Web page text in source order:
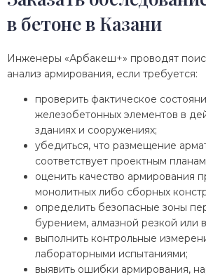
в бетоне в Казани
Инженеры «Арбакеш+» проводят
анализ армирования, если требуется:
проверить фактическое
железобетонных элементов в
зданиях и сооружениях;
убедиться, что размещение
соответствует проектным
оценить качество армирования
монолитных либо сборных
определить безопасные зоны
бурением, алмазной резкой или
выполнить контрольные
лабораторными испытаниями;
выявить ошибки армирования,